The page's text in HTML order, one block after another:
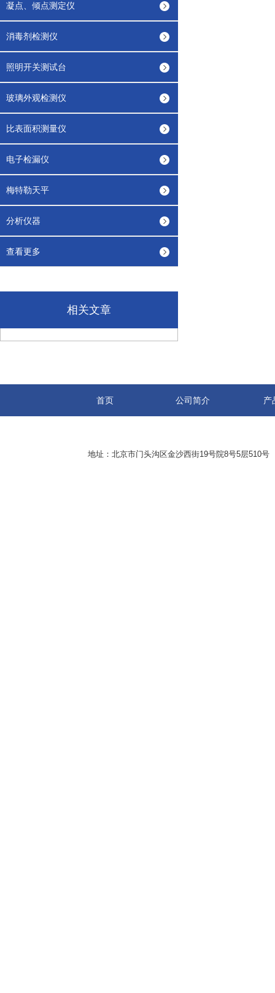
凝点、倾点测定仪
消毒剂检测仪
照明开关测试台
玻璃外观检测仪
比表面积测量仪
电子检漏仪
梅特勒天平
分析仪器
查看更多
相关文章
首页 公司简介 产
地址：北京市门头沟区金沙西街19号院8号5层510